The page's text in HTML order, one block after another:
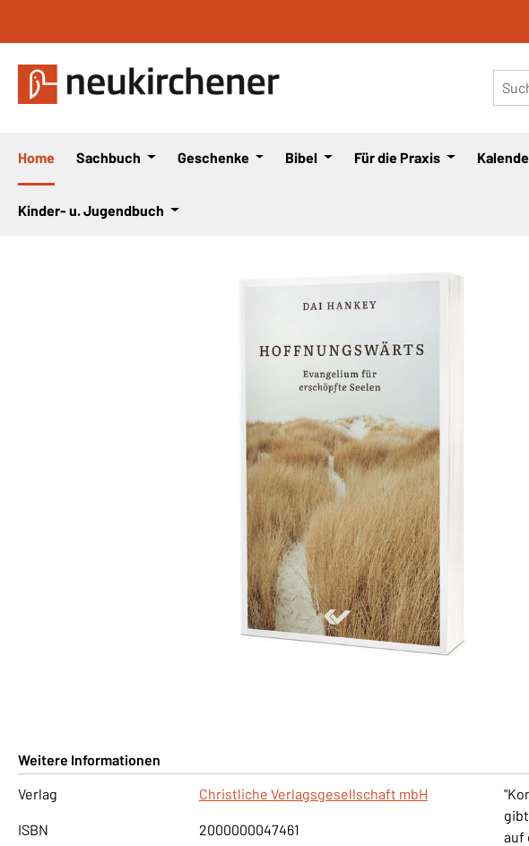
Home Sachbuch Geschenke Bibel Für die Praxis
Kinder- u. Jugendbuch
Weitere Informationen
Verlag
Christliche Verlagsgesellschaft mbH
ISBN 2000000047461
auf